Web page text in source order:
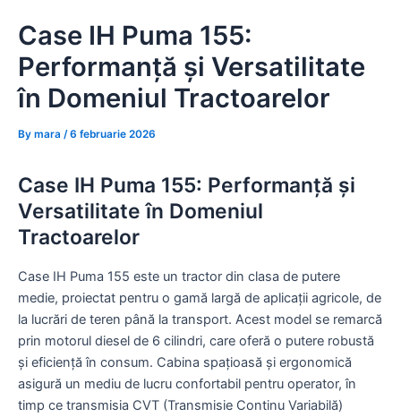
content
Case IH Puma 155:
Performanță și Versatilitate
în Domeniul Tractoarelor
By mara /6 februarie 2026
Case IH Puma 155: Performanță și
Versatilitate în Domeniul
Tractoarelor
Case IH Puma 155 este un tractor din clasa de putere
medie, proiectat pentru o gamă largă de aplicații agricole, de
la lucrări de teren până la transport. Acest model se remarcă
prin motorul diesel de 6 cilindri, care oferă o putere robustă
și eficiență în consum. Cabina spațioasă și ergonomică
asigură un mediu de lucru confortabil pentru operator, în
timp ce transmisia CVT (Transmisie Continu Variabilă)